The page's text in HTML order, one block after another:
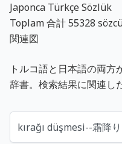
Japonca Türkçe Sözlük
Toplam 合計 55328
関連図
トルコ語と日本語の両方
辞書。検索結果に関連し